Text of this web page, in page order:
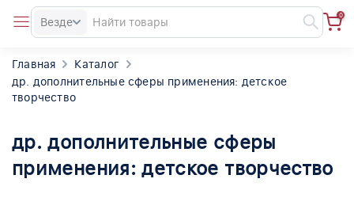
Везде
0
Главная
Каталог
др. дополнительные сферы применения: детское
творчество
др. дополнительные сферы
применения: детское творчество